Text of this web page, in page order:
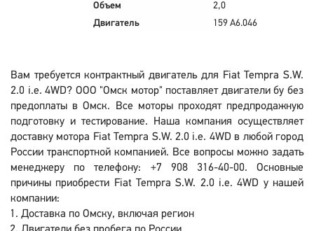
Объем
2,0
Двигатель
159 A6.046
Вам требуется контрактный двигатель для Fiat Tempra S.W.
2.0 i.e. 4WD? ООО "Омск мотор" поставляет двигатели бу без
предоплаты в Омск. Все моторы проходят предпродажную
подготовку и тестирование. Наша компания осуществляет
доставку мотора Fiat Tempra S.W. 2.0 i.e. 4WD в любой город
России транспортной компанией. Все вопросы можно задать
менеджеру по телефону: +7 908 316-40-00. Основные
причины приобрести Fiat Tempra S.W. 2.0 i.e. 4WD у нашей
компании:
Доставка по Омску, включая регион